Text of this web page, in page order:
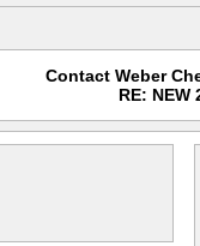
Contact Weber
RE: NEW